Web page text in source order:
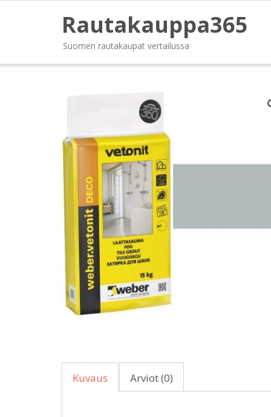
Rautakauppa365
Suomen rautakaupat vertailussa
Kuvaus Arviot (0)